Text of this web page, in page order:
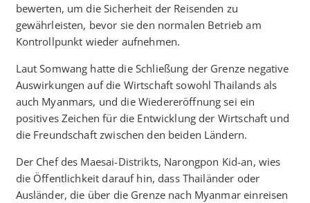
bewerten, um die Sicherheit der Reisenden zu
gewährleisten, bevor sie den normalen Betrieb am
Kontrollpunkt wieder aufnehmen.
Laut Somwang hatte die Schließung der Grenze negative
Auswirkungen auf die Wirtschaft sowohl Thailands als
auch Myanmars, und die Wiedereröffnung sei ein
positives Zeichen für die Entwicklung der Wirtschaft und
die Freundschaft zwischen den beiden Ländern.
Der Chef des Maesai-Distrikts, Narongpon Kid-an, wies
die Öffentlichkeit darauf hin, dass Thailänder oder
Ausländer, die über die Grenze nach Myanmar einreisen